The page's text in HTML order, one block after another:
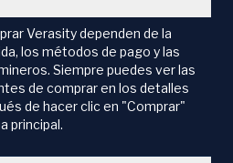
Verasity dependen de la
los métodos de pago y las
Siempre puedes ver las
de comprar en los detalles
de hacer clic en "Comprar"
principal.